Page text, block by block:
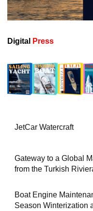
Digital Press
JetCar Watercraft
Gateway to a Global
from the Turkish
Boat Engine
Season Winterization